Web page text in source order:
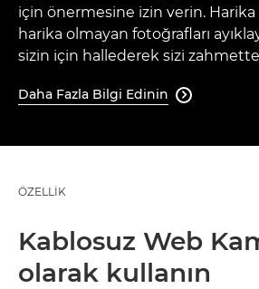
için önermesine izin verin. Harika
harika olmayan fotoğrafları
sizin için hallederek sizi
Daha Fazla Bilgi Edinin 
ÖZELLİK
Kablosuz Web
olarak kullanın